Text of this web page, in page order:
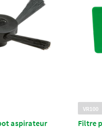
aspirateur
VR100
Filtre